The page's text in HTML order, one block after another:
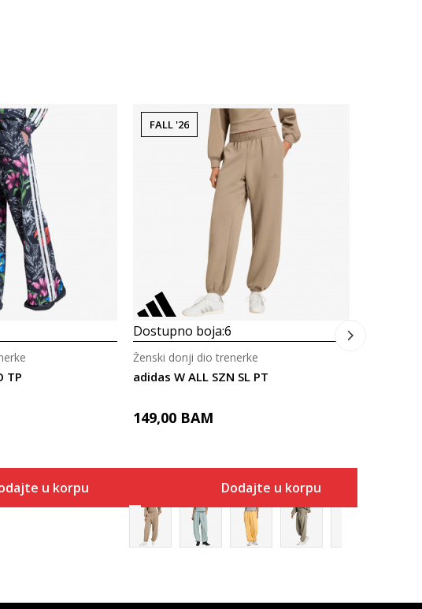
TP
u korpu
FALL '26
Dostupno boja:6
adidas W ALL SZN SL PT
Ženski donji dio trenerke
149,00 BAM
Dodajte u korpu